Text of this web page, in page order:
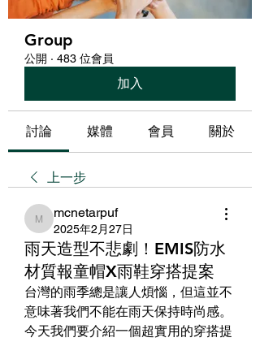
Group
公開 · 483 位會員
加入
討論 媒體 會員 關於
上一步
mcnetarpuf
mcnetarpuf
2025年2月27日
雨天造型不悲劇！EMIS防水
材質報童帽X雨鞋穿搭提案
台灣的雨季總是讓人煩惱，但這並不
意味著我們不能在雨天保持時尚感。
今天我們要介紹一個超實用的穿搭提